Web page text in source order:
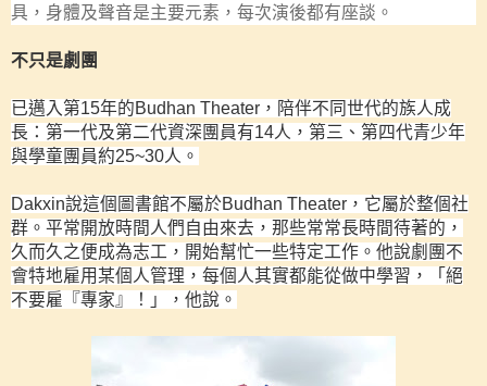
具，身體及聲音是主要元素，每次演後都有座談。
不只是劇團
已邁入第15年的Budhan Theater ，陪伴不同世代的族人成
長：第一代及第二代資深團員有14人，第三、第四代青少年
與學童團員約25~30人。
Dakxin說這個圖書館不屬於Budhan Theater ，它屬於整個社
群。平常開放時間人們自由來去，那些常常長時間待著的，
久而久之便成為志工，開始幫忙一些特定工作。他說劇團不
會特地雇用某個人管理，每個人其實都能從做中學習，「絕
不要雇『專家』！」，他說。